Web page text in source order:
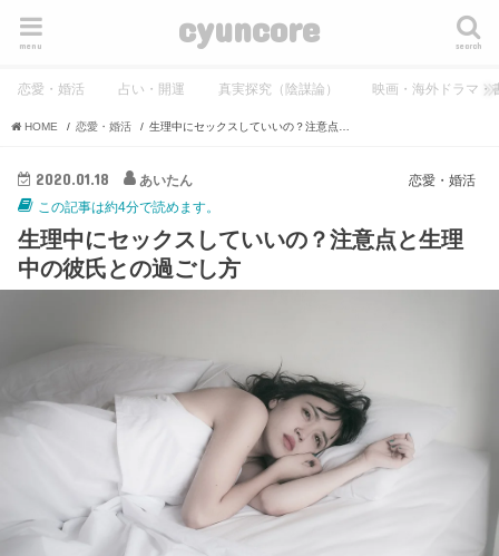
cyuncore search
menu
恋愛・婚活 占い・開運 真実探究（陰謀論） 映画・海外ドラマ・
HOME 恋愛・婚活
恋愛・婚活
2020.01.18
あいたん
この記事は約4分で読めます。
生理中にセックスしていいの？注意点と生理
中の彼氏との過ごし方